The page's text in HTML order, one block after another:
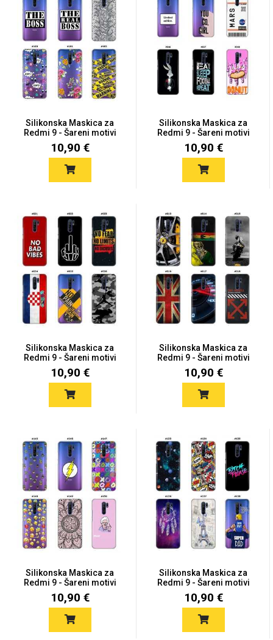
Silikonska Maskica za
Redmi 9 - Šareni motivi
10,90 €
Silikonska Maskica za
Redmi 9 - Šareni motivi
10,90 €
Silikonska Maskica za
Redmi 9 - Šareni motivi
10,90 €
Silikonska Maskica za
Redmi 9 - Šareni motivi
10,90 €
Silikonska Maskica za
Redmi 9 - Šareni motivi
10,90 €
Silikonska Maskica za
Redmi 9 - Šareni motivi
10,90 €